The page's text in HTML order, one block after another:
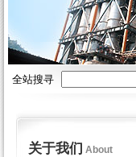
全站搜寻
关于我们 About